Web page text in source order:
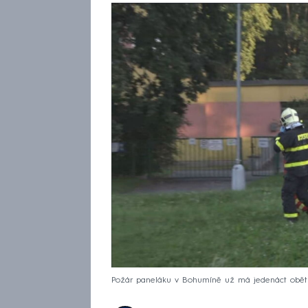
Požár paneláku v Bohumíně už má jedenáct